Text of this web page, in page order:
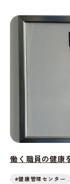
働く職員の健康
#健康管理センター